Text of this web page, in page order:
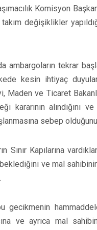
Komisyon
değişiklikler
ambargoların tekrar
kesin ihtiyaç
Maden ve Ticaret
kararının alındığını
sebep
Sınır Kapılarına
ve mal
gecikmenin
ve ayrıca mal